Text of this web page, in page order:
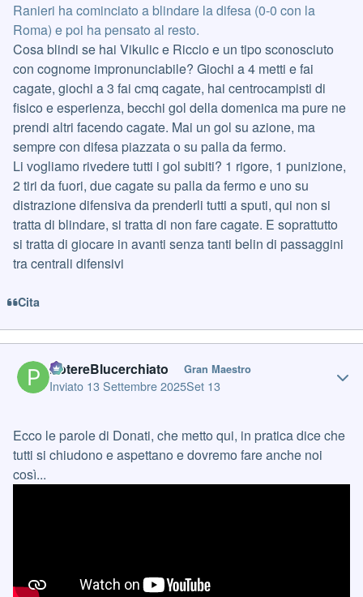
Ranieri ha cominciato a blindare la difesa (0-0 con la
Roma) e poi ha pensato al resto.
Cosa blindi se hai Vikulic e Riccio e un tipo sconosciuto
con cognome impronunciabile? Giochi a 4 metti e fai
cagate, giochi a 3 fai cmq cagate, hai centrocampisti di
fisico e esperienza, becchi gol della domenica ma pure ne
prendi altri facendo cagate. Mai un gol su azione, ma
sempre con difesa piazzata o su palla da fermo.
Li vogliamo rivedere tutti i gol subiti? 1 rigore, 1 punizione,
2 tiri da fuori, due cagate su palla da fermo e uno su
distrazione difensiva da prenderli tutti a sputi, qui non si
tratta di blindare, si tratta di non fare cagate. E soprattutto
si tratta di giocare in avanti senza tanti belin di passaggini
tra centrali difensivi
Cita
PotereBlucerchiato Gran Maestro
Inviato 13 Settembre 2025Set 13
Ecco le parole di Donati, che metto qui, in pratica dice che
tutti si chiudono e aspettano e dovremo fare anche noi
così...